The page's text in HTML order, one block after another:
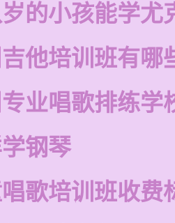
的小孩能学尤
他培训班有哪
业唱歌排练学
钢琴
歌培训班收费